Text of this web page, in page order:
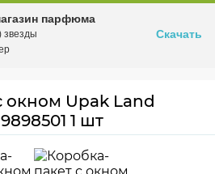
Заозерная, 11, к. 1
окном Upak Land
1 шт
парфюма
звезды
Скачать